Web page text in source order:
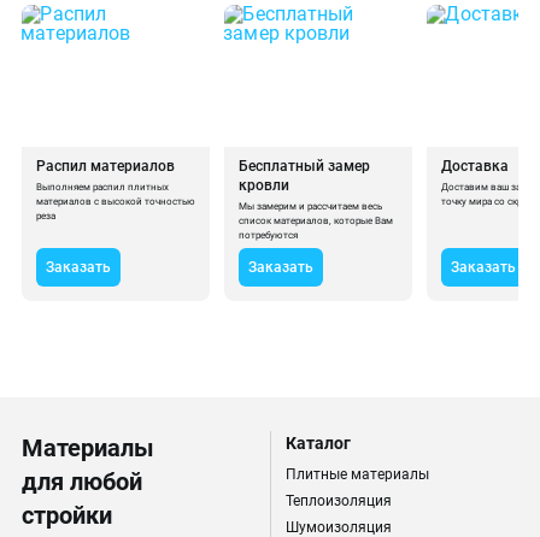
Распил материалов
Выполняем распил плитных
материалов с высокой точностью
реза
Заказать
Бесплатный замер
кровли
Мы замерим и рассчитаем весь
список материалов, которые Вам
потребуются
Заказать
Доставка
Доставим ваш
точку мира со
Заказать
Материалы
для любой
стройки
Каталог
Плитные материалы
Теплоизоляция
Шумоизоляция